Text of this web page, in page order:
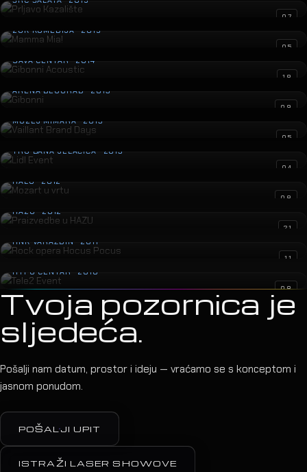
07
Mamma Mia!
ZGK KOMEDIJA · 2015
05
Gibonni Acoustic
SAVA CENTAR · 2014
18
Gibonni
ARENA BEOGRAD · 2013
09
Vaillant Brand Days
MUZEJ MIMARA · 2013
05
Lidl Event
TRG BANA JELAČIĆA · 2013
04
Mozart u vrtu
HALU · 2012
08
Praizvedbe u HAZU
HAZU · 2012
21
Rock opera Hocus Pocus
HNK VARAŽDIN · 2011
11
Tele2 Event
HYPO CENTAR · 2010
08
Tvoja pozornica je
sljedeća.
Pošalji nam datum, prostor i ideju — vraćamo se s konceptom i
jasnom ponudom.
POŠALJI UPIT
ISTRAŽI LASER SHOWOVE